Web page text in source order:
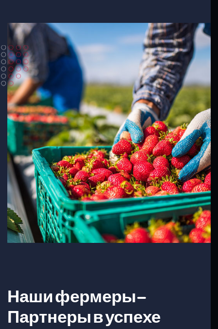
Наши фермеры —
Партнеры в успехе